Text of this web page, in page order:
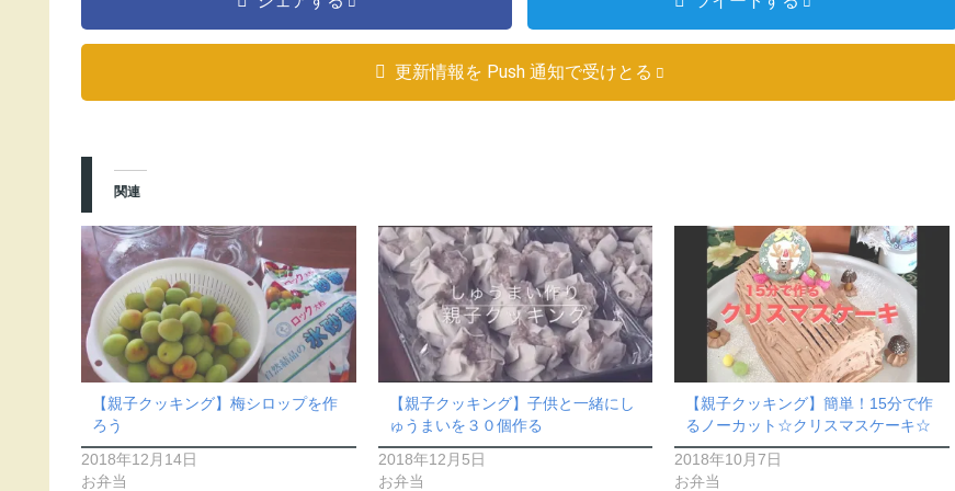
更新情報を Push 通知で受けとる
関連
【親子クッキング】梅シロップを作
ろう
2018年12月14日
お弁当
【親子クッキング】子供と一緒にし
ゅうまいを３０個作る
2018年12月5日
お弁当
【親子クッキング】簡単！15分で作
るノーカット☆クリスマスケーキ☆
2018年10月7日
お弁当